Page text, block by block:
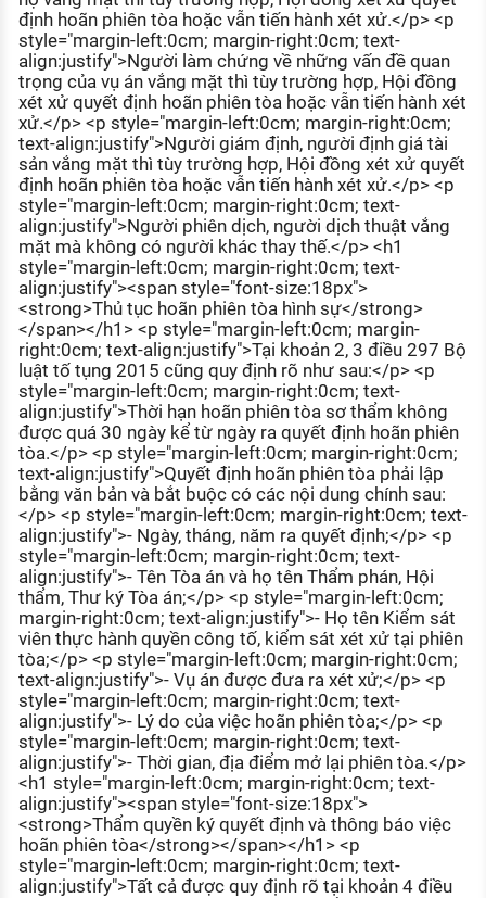
định hoãn phiên tòa hoặc vẫn tiến hành xét xử.</p> <p
style="margin-left:0cm; margin-right:0cm; text-
align:justify">Người làm chứng về những vấn đề quan
trọng của vụ án vắng mặt thì tùy trường hợp, Hội đồng
xét xử quyết định hoãn phiên tòa hoặc vẫn tiến hành xét
xử.</p> <p style="margin-left:0cm; margin-right:0cm;
text-align:justify">Người giám định, người định giá tài
sản vắng mặt thì tùy trường hợp, Hội đồng xét xử quyết
định hoãn phiên tòa hoặc vẫn tiến hành xét xử.</p> <p
style="margin-left:0cm; margin-right:0cm; text-
align:justify">Người phiên dịch, người dịch thuật vắng
mặt mà không có người khác thay thế.</p> <h1
style="margin-left:0cm; margin-right:0cm; text-
align:justify"><span style="font-size:18px">
<strong>Thủ tục hoãn phiên tòa hình sự</strong>
</span></h1> <p style="margin-left:0cm; margin-
right:0cm; text-align:justify">Tại khoản 2, 3 điều 297 Bộ
luật tố tụng 2015 cũng quy định rõ như sau:</p> <p
style="margin-left:0cm; margin-right:0cm; text-
align:justify">Thời hạn hoãn phiên tòa sơ thẩm không
được quá 30 ngày kể từ ngày ra quyết định hoãn phiên
tòa.</p> <p style="margin-left:0cm; margin-right:0cm;
text-align:justify">Quyết định hoãn phiên tòa phải lập
bằng văn bản và bắt buộc có các nội dung chính sau:
</p> <p style="margin-left:0cm; margin-right:0cm; text-
align:justify">- Ngày, tháng, năm ra quyết định;</p> <p
style="margin-left:0cm; margin-right:0cm; text-
align:justify">- Tên Tòa án và họ tên Thẩm phán, Hội
thẩm, Thư ký Tòa án;</p> <p style="margin-left:0cm;
margin-right:0cm; text-align:justify">- Họ tên Kiểm sát
viên thực hành quyền công tố, kiểm sát xét xử tại phiên
tòa;</p> <p style="margin-left:0cm; margin-right:0cm;
text-align:justify">- Vụ án được đưa ra xét xử;</p> <p
style="margin-left:0cm; margin-right:0cm; text-
align:justify">- Lý do của việc hoãn phiên tòa;</p> <p
style="margin-left:0cm; margin-right:0cm; text-
align:justify">- Thời gian, địa điểm mở lại phiên tòa.</p>
<h1 style="margin-left:0cm; margin-right:0cm; text-
align:justify"><span style="font-size:18px">
<strong>Thẩm quyền ký quyết định và thông báo việc
hoãn phiên tòa</strong></span></h1> <p
style="margin-left:0cm; margin-right:0cm; text-
align:justify">Tất cả được quy định rõ tại khoản 4 điều